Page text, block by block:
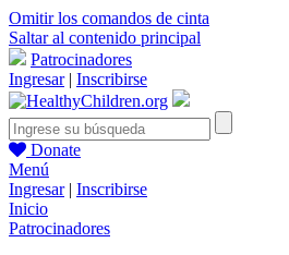
Omitir los comandos de cinta
Saltar al contenido principal
Patrocinadores
Ingresar| Inscribirse
Donate
Menú
Ingresar| Inscribirse
Inicio
Patrocinadores